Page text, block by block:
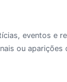
eventos e
ou aparições